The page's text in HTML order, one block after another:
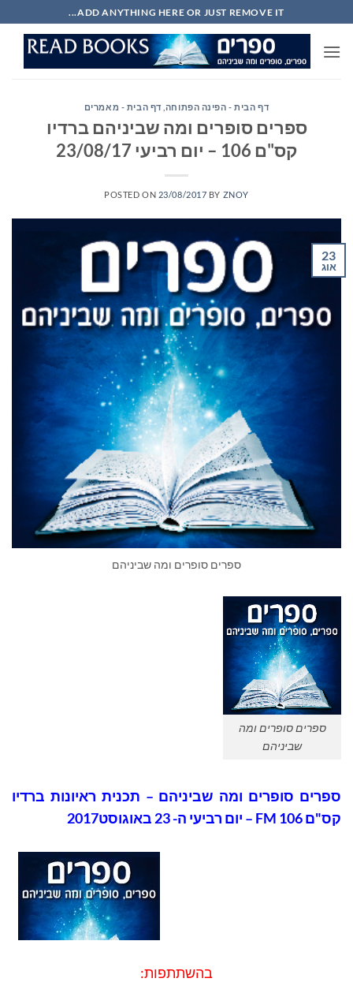
to
content
ADD ANYTHING HERE OR JUST REMOVE IT...
דף הבית - הפינה הפתוחה דף הבית - מאמרים
ספרים סופרים ומה שביניהם ברדיו
קס"ם 106 – יום רביעי 23/08/17
POSTED ON 23/08/2017 BY ZNOY
23
אוג
ספרים סופרים ומה שביניהם
ספרים סופרים ומה
שביניהם
ספרים סופרים ומה שביניהם – תכנית ראיונות ברדיו
קס"ם 106 FM – יום רביעי ה- 23 באוגוסט2017
בהשתתפות: